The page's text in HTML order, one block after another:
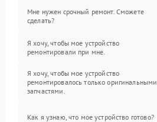
Мне нужен срочный ремонт. Сможете
сделать?
Я хочу, чтобы мое устройство
ремонтировали при мне.
Я хочу, чтобы мое устройство
ремонтировалось только оригинальными
запчастями.
Как я узнаю, что мое устройство готово?